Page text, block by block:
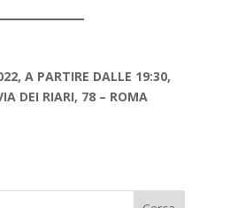
A PARTIRE DALLE 19:30,
DEI RIARI, 78 – ROMA